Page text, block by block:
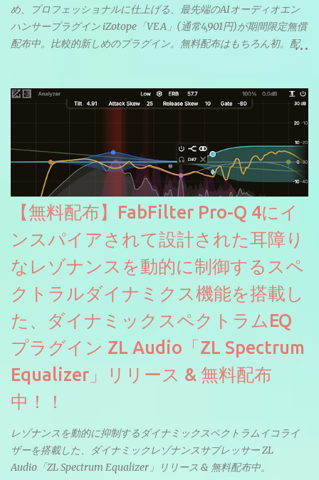
め、プロフェッショナルに仕上げる、最先端のAIオーディオエン
ハンサープラグイン iZotope「VEA」(通常4,901円)が期間限定無償
配布中。比較的新しめのプラグイン。無料配布はもちろん初。配
【無料配布】FabFilter Pro-Q 4にイ
ンスパイアされて設計された耳障り
なレゾナンスを動的に制御するスペ
クトラルダイナミクス機能を搭載し
た、ダイナミックスペクトラムEQ
プラグイン ZL Audio「ZL Spectrum
Equalizer」リリース & 無料配布
中！！
レゾナンスを動的に抑制するダイナミックスペクトラムイコライ
ザーを搭載した、ダイナミックレゾナンスサプレッサー ZL
Audio「ZL Spectrum Equalizer」リリース & 無料配布中。